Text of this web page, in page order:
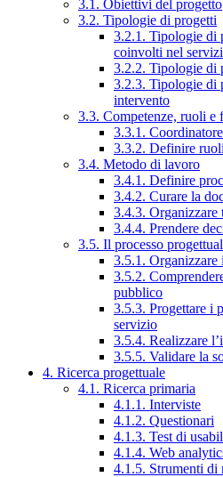
3.1. Obiettivi del progetto
3.2. Tipologie di progetti
3.2.1. Tipologie di
coinvolti nel
3.2.2. Tipologie di
3.2.3. Tipologie di
intervento
3.3. Competenze, ruoli e
3.3.1.
3.3.2. Definire
3.4. Metodo di lavoro
3.4.1. Definire
3.4.2. Curare la
3.4.3.
3.4.4. Prendere
3.5. Il processo
3.5.1. Organizzare
3.5.2.
pubblico
3.5.3. Progettare i
servizio
3.5.4. Realizzare
3.5.5. Validare la
4. Ricerca progettuale
4.1. Ricerca primaria
4.1.1. Interviste
4.1.2. Questionari
4.1.3. Test di
4.1.4. Web
4.1.5. Strumenti di